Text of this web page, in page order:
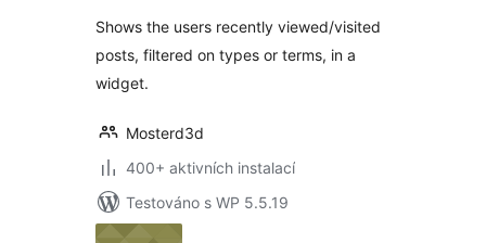
Shows the users recently viewed/visited
posts, filtered on types or terms, in a
widget.
Mosterd3d
400+ aktivních instalací
Testováno s WP 5.5.19